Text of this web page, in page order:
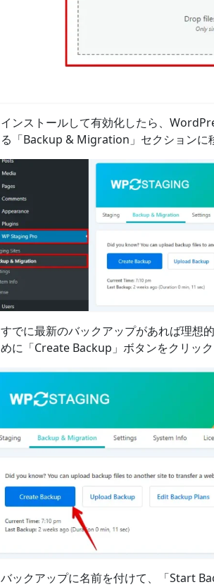
インストールして有効化したら、
る「Backup & Migration」セクションに
すでに最新のバックアップがあれば理想
めに「Create Backup」ボタンをクリック
バックアップに名前を付けて、「Start